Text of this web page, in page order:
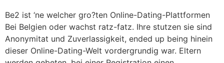
Be2 ist ‘ne welcher gro?ten Online-Dating-Plattformen
Bei Belgien oder wachst ratz-fatz. Ihre stutzen sie sind
Anonymitat und Zuverlassigkeit, ended up being hinein
dieser Online-Dating-Welt vordergrundig war. Eltern